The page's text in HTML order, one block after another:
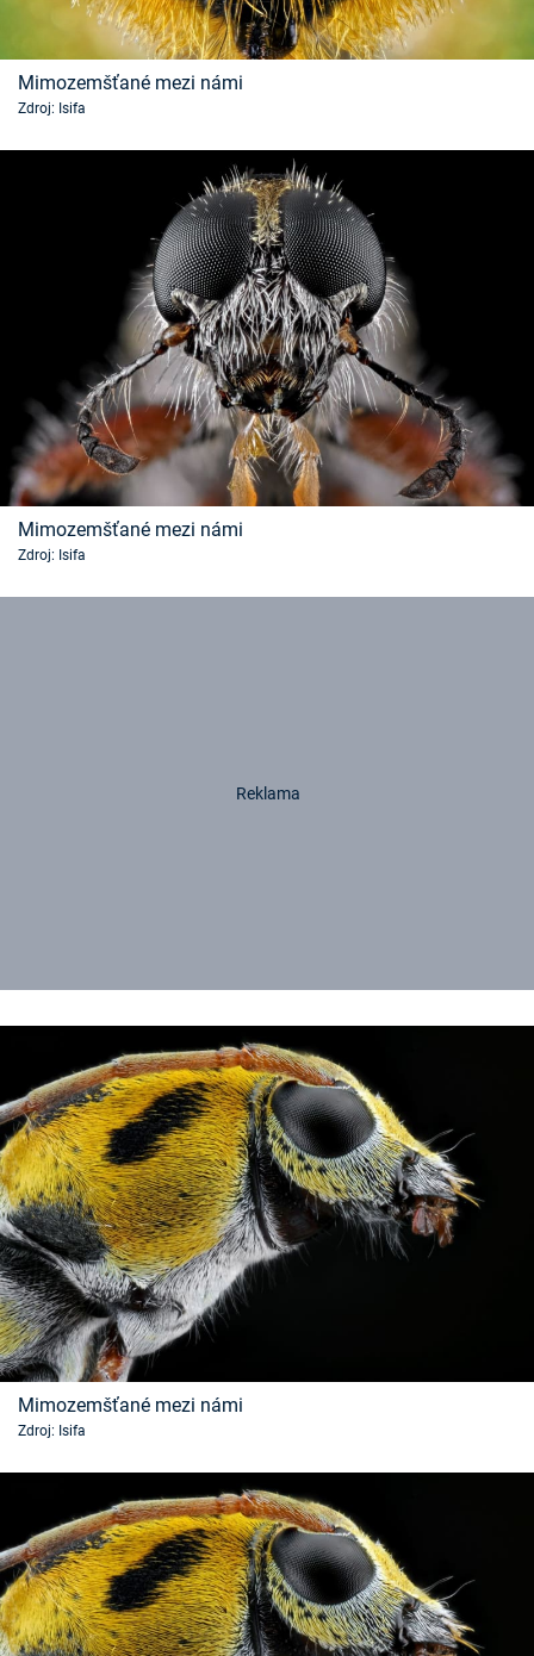
Mimozemšťané mezi námi
Zdroj: Isifa
Mimozemšťané mezi námi
Zdroj: Isifa
Mimozemšťané mezi námi
Zdroj: Isifa